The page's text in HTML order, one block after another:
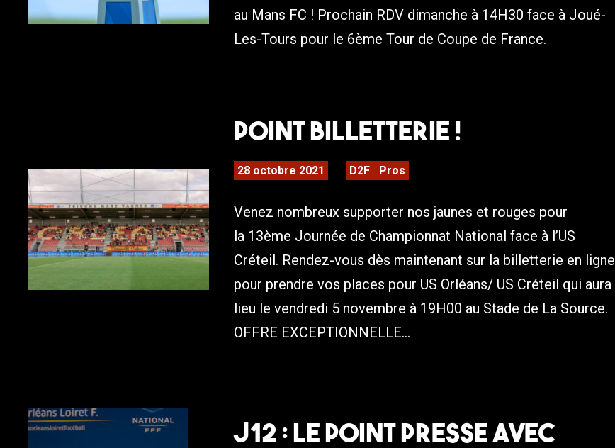
au Mans FC ! Prochain RDV dimanche à 14H30 face à Joué-
Les-Tours pour le 6ème Tour de Coupe de France.
POINT BILLETTERIE !
28 octobre 2021 D2F Pros
Venez nombreux supporter nos jaunes et rouges pour
la 13ème Journée de Championnat National face à l’US
Créteil. Rendez-vous dès maintenant sur la billetterie en ligne
pour prendre vos places pour US Orléans/ US Créteil qui aura
lieu le vendredi 5 novembre à 19H00 au Stade de La Source.
OFFRE EXCEPTIONNELLE...
J12 : Le Point Presse avec